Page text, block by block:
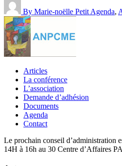
By Marie-noëlle Petit Agenda,
Articles
La conférence
L’association
Demande d’adhésion
Documents
Agenda
Contact
Le prochain conseil d’administration
14H à 16h au 30 Centre d’Affaires